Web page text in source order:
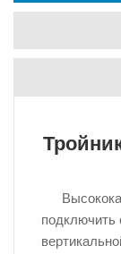
подключить